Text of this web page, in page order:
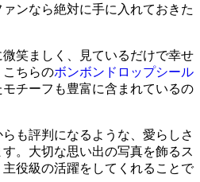
ンなら絶対に手に入れておきた
笑ましく、見ているだけで幸せ
こちらのボンボンドロップシール
チーフも豊富に含まれているの
らも評判になるような、愛らしさ
。大切な思い出の写真を飾るス
役級の活躍をしてくれることで